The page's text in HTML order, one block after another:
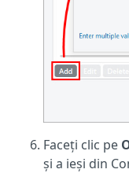
Faceți clic pe
și a ieși din